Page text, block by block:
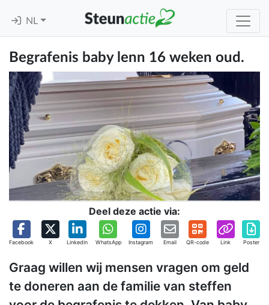
NL
Begrafenis baby lenn 16 weken oud.
Deel deze actie via:
Facebook X Linkedin WhatsApp Instagram Email QR-code Link Poster
Graag willen wij mensen vragen om geld
te doneren aan de familie van steffen